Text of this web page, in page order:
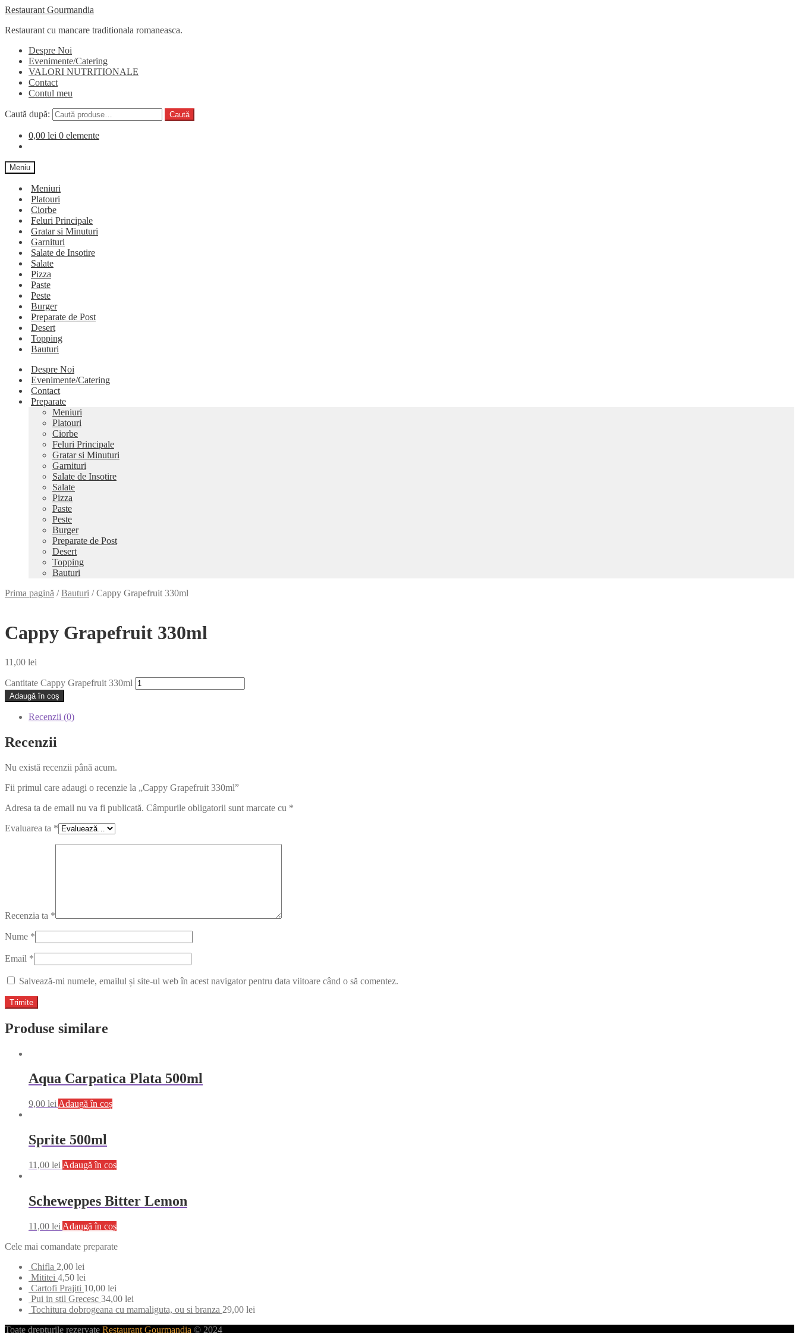
Restaurant Gourmandia
Restaurant cu mancare traditionala romaneasca.
Despre Noi
Evenimente/Catering
VALORI NUTRITIONALE
Contact
Contul meu
Caută după: Caută
0,00 lei 0 elemente
Meniu
Meniuri
Platouri
Ciorbe
Feluri Principale
Gratar si Minuturi
Garnituri
Salate de Insotire
Salate
Pizza
Paste
Peste
Burger
Preparate de Post
Desert
Topping
Bauturi
Despre Noi
Evenimente/Catering
Contact
Preparate
Meniuri
Platouri
Ciorbe
Feluri Principale
Gratar si Minuturi
Garnituri
Salate de Insotire
Salate
Pizza
Paste
Peste
Burger
Preparate de Post
Desert
Topping
Bauturi
Prima pagină /Bauturi /Cappy Grapefruit 330ml
Cappy Grapefruit 330ml
11,00 lei
Cantitate Cappy Grapefruit 330ml
Adaugă în coș
Recenzii (0)
Recenzii
Nu există recenzii până acum.
Fii primul care adaugi o recenzie la „Cappy Grapefruit 330ml”
Adresa ta de email nu va fi publicată. Câmpurile obligatorii sunt marcate cu *
Evaluarea ta *
Recenzia ta *
Nume *
Email *
Salvează-mi numele, emailul și site-ul web în acest navigator pentru data viitoare când o să comentez.
Produse similare
Aqua Carpatica Plata 500ml
9,00 lei Adaugă în coș
Sprite 500ml
11,00 lei Adaugă în coș
Scheweppes Bitter Lemon
11,00 lei Adaugă în coș
Cele mai comandate preparate
Chifla 2,00 lei
Mititei 4,50 lei
Cartofi Prajiti 10,00 lei
Pui in stil Grecesc 34,00 lei
Tochitura dobrogeana cu mamaliguta, ou si branza 29,00 lei
Toate drepturile rezervate Restaurant Gourmandia © 2024